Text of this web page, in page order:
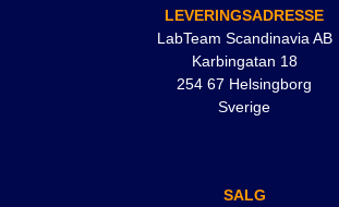
LEVERINGSADRESSE
LabTeam Scandinavia AB
Karbingatan 18
254 67 Helsingborg
Sverige
SALG